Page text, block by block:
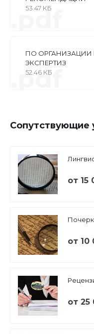
53.47 КБ
.pdf
ПО ОРГАНИЗАЦИИ
ЭКСПЕРТИЗ
52.46 КБ
.pdf
Сопутствующие
от 15
от 10
от 25